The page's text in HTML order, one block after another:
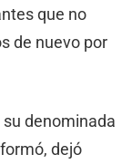
que no
de nuevo por
denominada
dejó